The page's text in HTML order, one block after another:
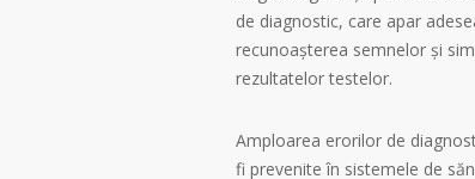
de diagnostic, care apar
recunoașterea semnelor și
rezultatelor testelor.
Amploarea erorilor de
fi prevenite în sistemele de